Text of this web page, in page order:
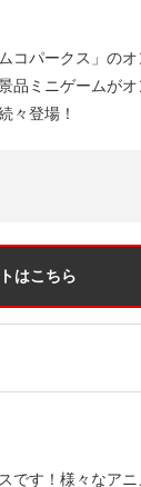
コパークス」の
品ミニゲームが
々登場！
はこちら
です！様々なア